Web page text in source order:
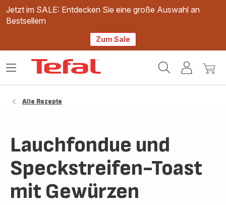
Jetzt im SALE: Entdecken Sie eine große Auswahl an
Bestsellern
Zum Sale
Mein
Mein
Das
Alle Rezepte
Lauchfondue und
Speckstreifen-Toast
mit Gewürzen